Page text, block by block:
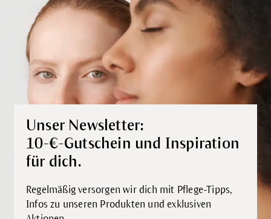
Unser Newsletter:
10-€-Gutschein und Inspiration
für dich.
Regelmäßig versorgen wir dich mit Pflege-Tipps,
Infos zu unseren Produkten und exklusiven